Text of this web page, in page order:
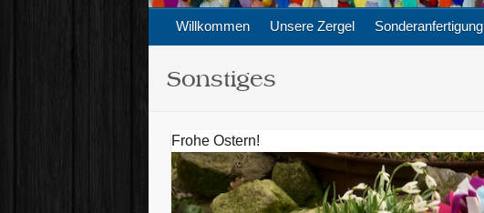
Willkommen Unsere Zergel Sonderanfertigung
Sonstiges
Frohe Ostern!